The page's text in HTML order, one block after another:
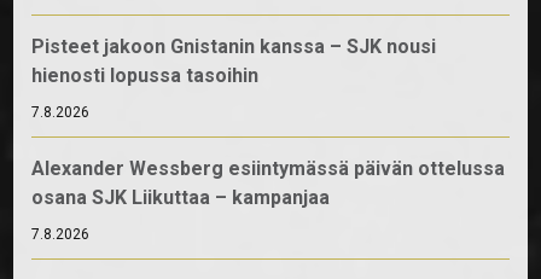
Pisteet jakoon Gnistanin kanssa – SJK nousi
hienosti lopussa tasoihin
7.8.2026
Alexander Wessberg esiintymässä päivän ottelussa
osana SJK Liikuttaa – kampanjaa
7.8.2026